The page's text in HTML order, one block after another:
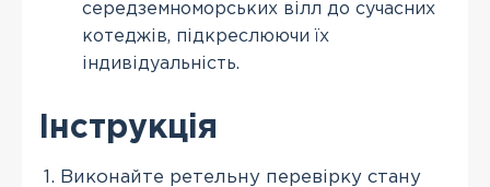
середземноморських вілл до сучасних
котеджів, підкреслюючи їх
індивідуальність.
Інструкція
Виконайте ретельну перевірку стану